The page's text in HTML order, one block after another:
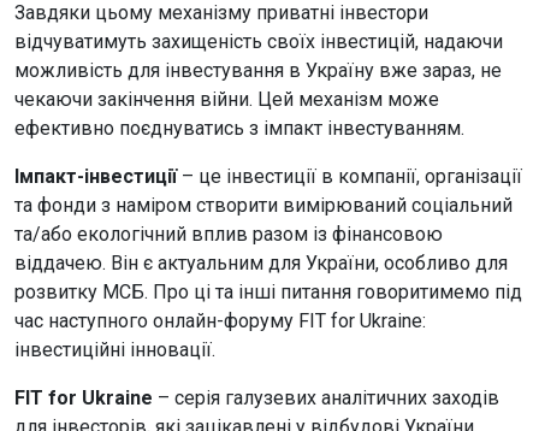
Завдяки цьому механізму приватні інвестори
відчуватимуть захищеність своїх інвестицій, надаючи
можливість для інвестування в Україну вже зараз, не
чекаючи закінчення війни. Цей механізм може
ефективно поєднуватись з імпакт інвестуванням.
Імпакт-інвестиції– це інвестиції в компанії, організації
та фонди з наміром створити вимірюваний соціальний
та/або екологічний вплив разом із фінансовою
віддачею. Він є актуальним для України, особливо для
розвитку МСБ. Про ці та інші питання говоритимемо під
час наступного онлайн-форуму FIT for Ukraine:
інвестиційні інновації.
FIT for Ukraine – серія галузевих аналітичних заходів